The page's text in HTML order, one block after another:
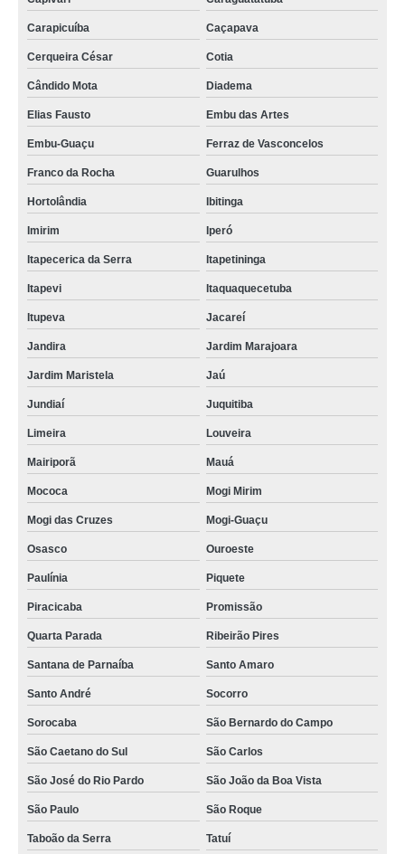
Carapicuíba Caçapava
Cerqueira César Cotia
Cândido Mota Diadema
Elias Fausto Embu das Artes
Embu-Guaçu Ferraz de Vasconcelos
Franco da Rocha Guarulhos
Hortolândia Ibitinga
Imirim Iperó
Itapecerica da Serra Itapetininga
Itapevi Itaquaquecetuba
Itupeva Jacareí
Jandira Jardim Marajoara
Jardim Maristela Jaú
Jundiaí Juquitiba
Limeira Louveira
Mairiporã Mauá
Mococa Mogi Mirim
Mogi das Cruzes Mogi-Guaçu
Osasco Ouroeste
Paulínia Piquete
Piracicaba Promissão
Quarta Parada Ribeirão Pires
Santana de Parnaíba Santo Amaro
Santo André Socorro
Sorocaba São Bernardo do Campo
São Caetano do Sul São Carlos
São José do Rio Pardo São João da Boa Vista
São Paulo São Roque
Taboão da Serra Tatuí